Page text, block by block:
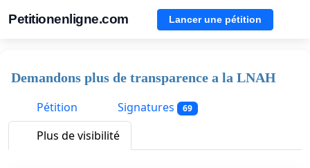
Petitionenligne.com Lancer une pétition
Demandons plus de transparence a la LNAH
Pétition
Signatures 69
Plus de visibilité